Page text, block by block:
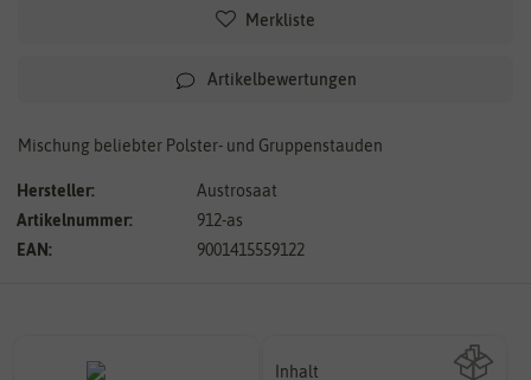
Merkliste
Artikelbewertungen
Mischung beliebter Polster- und Gruppenstauden
Hersteller:
Austrosaat
Artikelnummer:
912-as
EAN:
9001415559122
Inhalt